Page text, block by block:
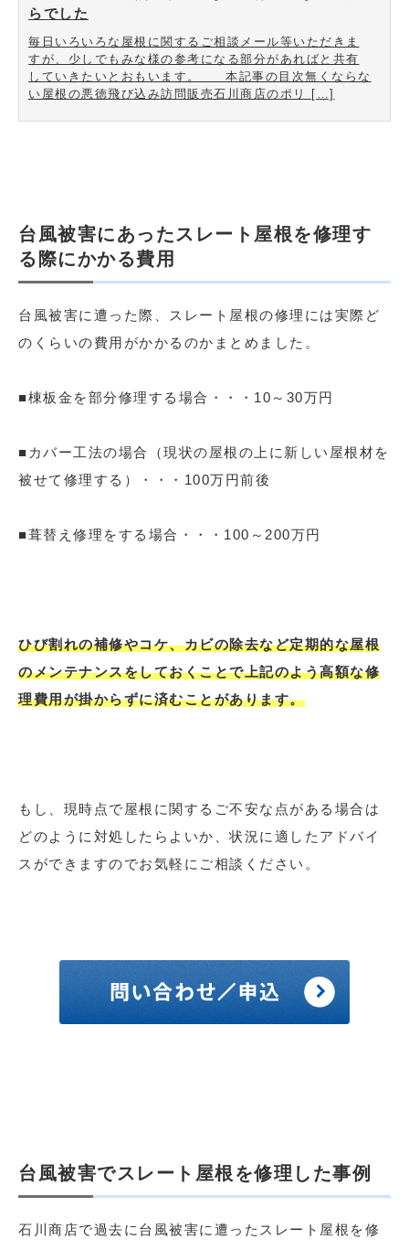
らでした
毎日いろいろな屋根に関するご相談メール等いただきま
すが、少しでもみな様の参考になる部分があればと共有
していきたいとおもいます。 本記事の目次無くならな
い屋根の悪徳飛び込み訪問販売石川商店のポリ […]
台風被害にあったスレート屋根を修理す
る際にかかる費用
台風被害に遭った際、スレート屋根の修理には実際ど
のくらいの費用がかかるのかまとめました。
■棟板金を部分修理する場合・・・10～30万円
■カバー工法の場合（現状の屋根の上に新しい屋根材を
被せて修理する）・・・100万円前後
■葺替え修理をする場合・・・100～200万円
ひび割れの補修やコケ、カビの除去など定期的な屋根
のメンテナンスをしておくことで上記のよう高額な修
理費用が掛からずに済むことがあります。
もし、現時点で屋根に関するご不安な点がある場合は
どのように対処したらよいか、状況に適したアドバイ
スができますのでお気軽にご相談ください。
台風被害でスレート屋根を修理した事例
石川商店で過去に台風被害に遭ったスレート屋根を修